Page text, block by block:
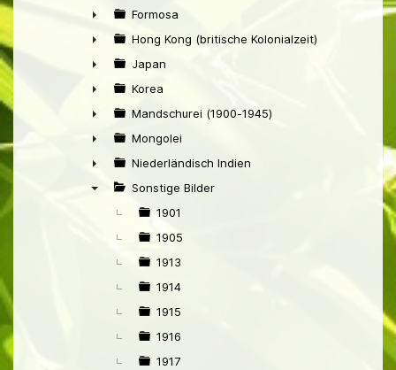
►
►
Formosa
►
Hong Kong (britische Kolonialzeit)
►
Japan
►
Korea
►
Mandschurei (1900-1945)
►
Mongolei
►
Niederländisch Indien
Sonstige Bilder
1901
1905
1913
1914
1915
1916
1917